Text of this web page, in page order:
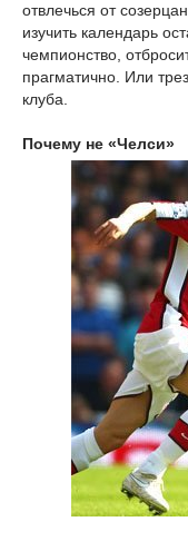
отвлечься от
изучить календарь
чемпионство,
прагматично. Или
клуба.
Почему не «Челси»